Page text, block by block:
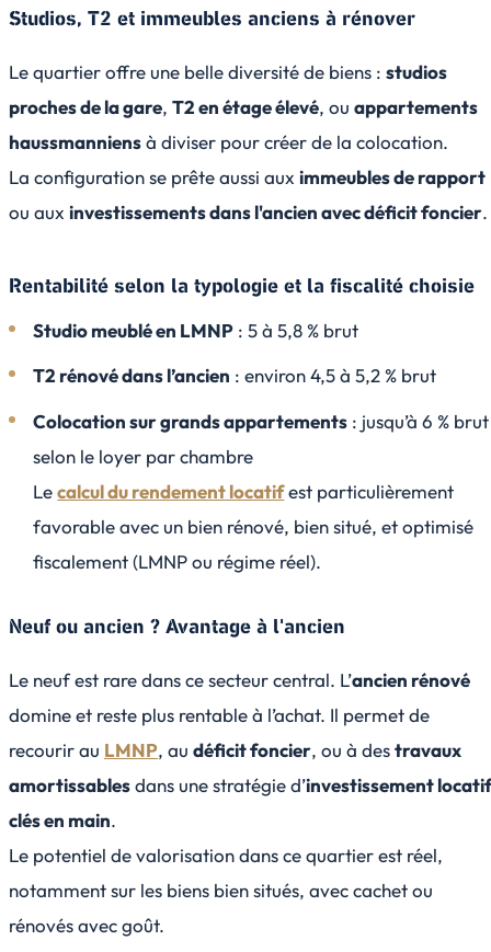
Studios, T2 et immeubles anciens à rénover
Le quartier offre une belle diversité de biens : studios
proches de la gare, T2 en étage élevé, ou appartements
haussmanniensà diviser pour créer de la colocation.
La configuration se prête aussi aux immeubles de rapport
ou aux investissements dans l'ancien avec déficit foncier.
Rentabilité selon la typologie et la fiscalité choisie
Studio meublé en LMNP : 5 à 5,8 % brut
T2 rénové dans l’ancien : environ 4,5 à 5,2 % brut
Colocation sur grands appartements : jusqu’à 6 % brut
selon le loyer par chambre
Lecalcul du rendement locatifest particulièrement
favorable avec un bien rénové, bien situé, et optimisé
fiscalement (LMNP ou régime réel).
Neuf ou ancien ? Avantage à l'ancien
Le neuf est rare dans ce secteur central. L’ancien rénové
domine et reste plus rentable à l’achat. Il permet de
recourir au LMNP, au déficit foncier, ou à destravaux
amortissablesdans une stratégie d’investissement locatif
clés en main.
Le potentiel de valorisation dans ce quartier est réel,
notamment sur les biens bien situés, avec cachet ou
rénovés avec goût.